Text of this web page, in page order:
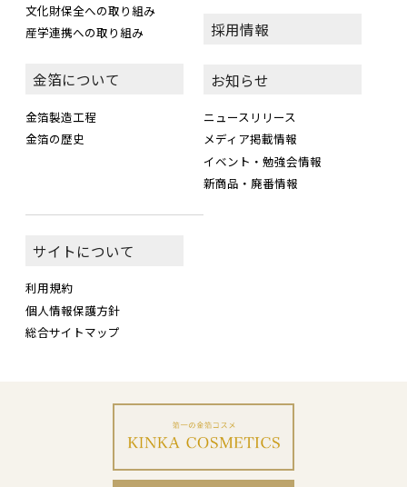
文化財保全への取り組み
産学連携への取り組み
金箔について
金箔製造工程
金箔の歴史
採用情報
お知らせ
ニュースリリース
メディア掲載情報
イベント・勉強会情報
新商品・廃番情報
サイトについて
利用規約
個人情報保護方針
総合サイトマップ